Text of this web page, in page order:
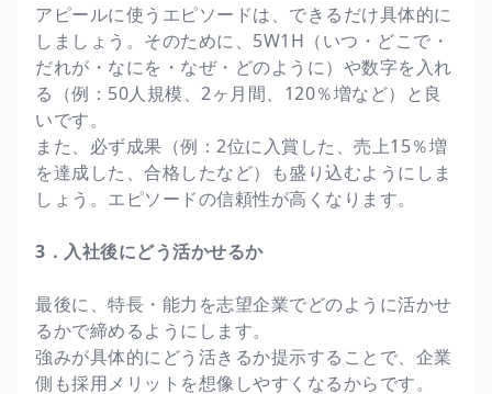
アピールに使うエピソードは、できるだけ具体的に
しましょう。そのために、5W1H（いつ・どこで・
だれが・なにを・なぜ・どのように）や数字を入れ
る（例：50人規模、2ヶ月間、120％増など）と良
いです。
また、必ず成果（例：2位に入賞した、売上15％増
を達成した、合格したなど）も盛り込むようにしま
しょう。エピソードの信頼性が高くなります。
3．入社後にどう活かせるか
最後に、特長・能力を志望企業でどのように活かせ
るかで締めるようにします。
強みが具体的にどう活きるか提示することで、企業
側も採用メリットを想像しやすくなるからです。